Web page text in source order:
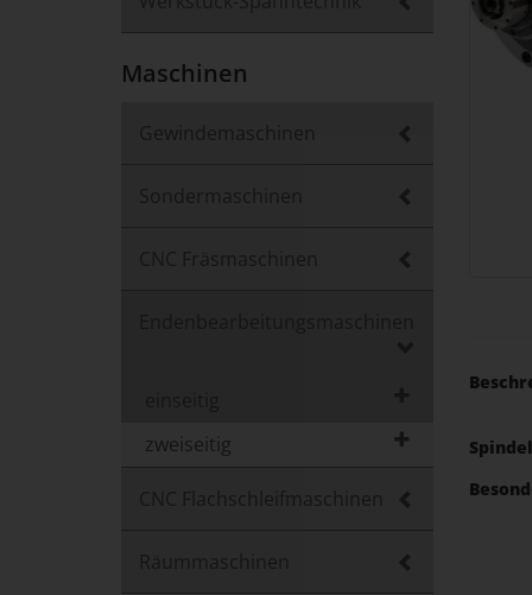
Maschinen
CNC Fräsmaschinen
zweiseitig
CNC Flachschleifmaschinen